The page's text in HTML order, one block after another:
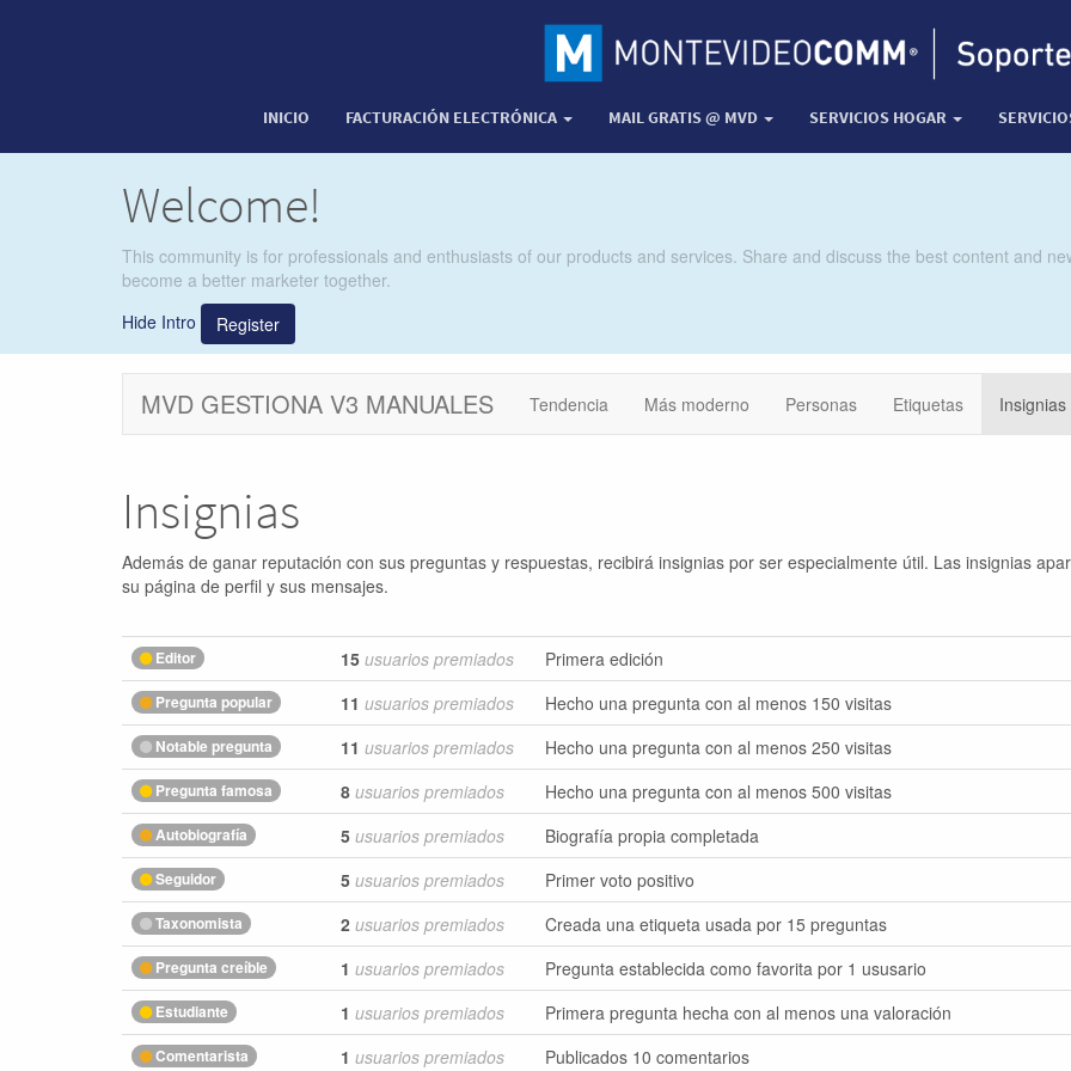
INICIO FACTURACIÓN ELECTRÓNICA MAIL GRATIS @ MVD SERVICIOS HOGAR
Welcome!
This community is for professionals and enthusiasts of our products and services. Share and discuss the best content and
become a better marketer together.
Hide Intro
Register
MVD GESTIONA V3 MANUALES Tendencia Más moderno Personas Etiquetas Insignias
Insignias
Además de ganar reputación con sus preguntas y respuestas, recibirá insignias por ser especialmente útil. Las insignias
su página de perfil y sus mensajes.
Editor 15 usuarios premiados Primera edición
Pregunta popular 11 usuarios premiados Hecho una pregunta con al menos 150 visitas
Notable pregunta 11 usuarios premiados Hecho una pregunta con al menos 250 visitas
Pregunta famosa 8 usuarios premiados Hecho una pregunta con al menos 500 visitas
Autobiografía 5 usuarios premiados Biografía propia completada
Seguidor 5 usuarios premiados Primer voto positivo
Taxonomista 2 usuarios premiados Creada una etiqueta usada por 15 preguntas
Pregunta creíble 1 usuarios premiados Pregunta establecida como favorita por 1 ususario
Estudiante 1 usuarios premiados Primera pregunta hecha con al menos una valoración
Comentarista 1 usuarios premiados Publicados 10 comentarios